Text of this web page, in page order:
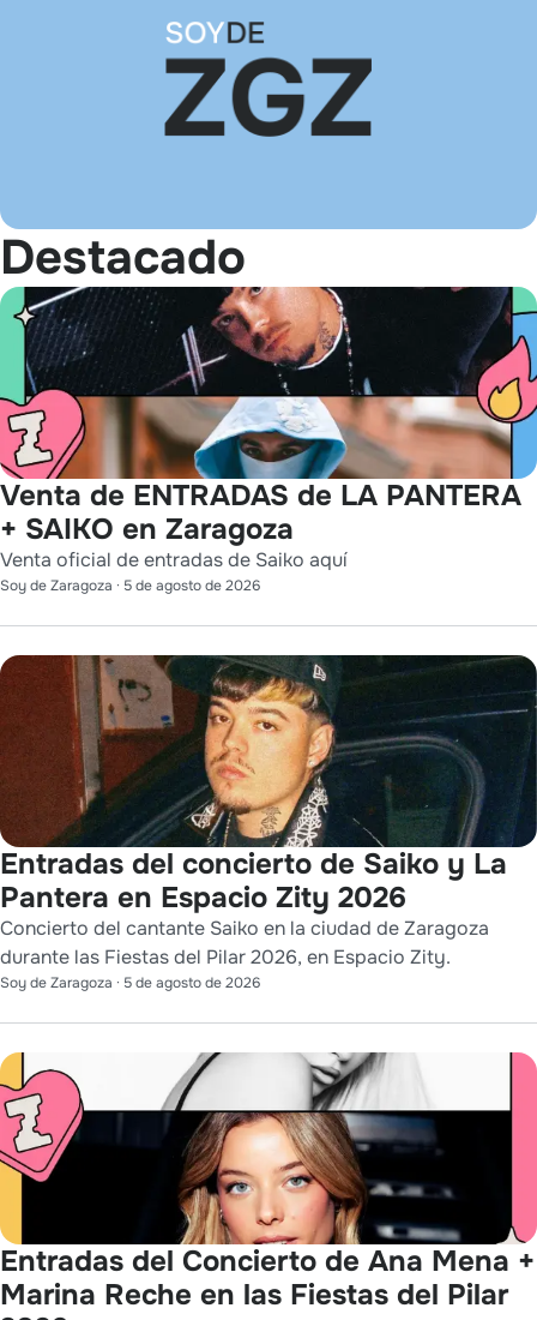
Destacado
Venta de ENTRADAS de LA PANTERA
+ SAIKO en Zaragoza
Venta oficial de entradas de Saiko aquí
Soy de Zaragoza · 5 de agosto de 2026
Entradas del concierto de Saiko y La
Pantera en Espacio Zity 2026
Concierto del cantante Saiko en la ciudad de Zaragoza
durante las Fiestas del Pilar 2026, en Espacio Zity.
Soy de Zaragoza · 5 de agosto de 2026
Entradas del Concierto de Ana Mena +
Marina Reche en las Fiestas del Pilar